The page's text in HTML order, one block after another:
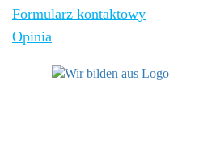
Formularz kontaktowy
Opinia